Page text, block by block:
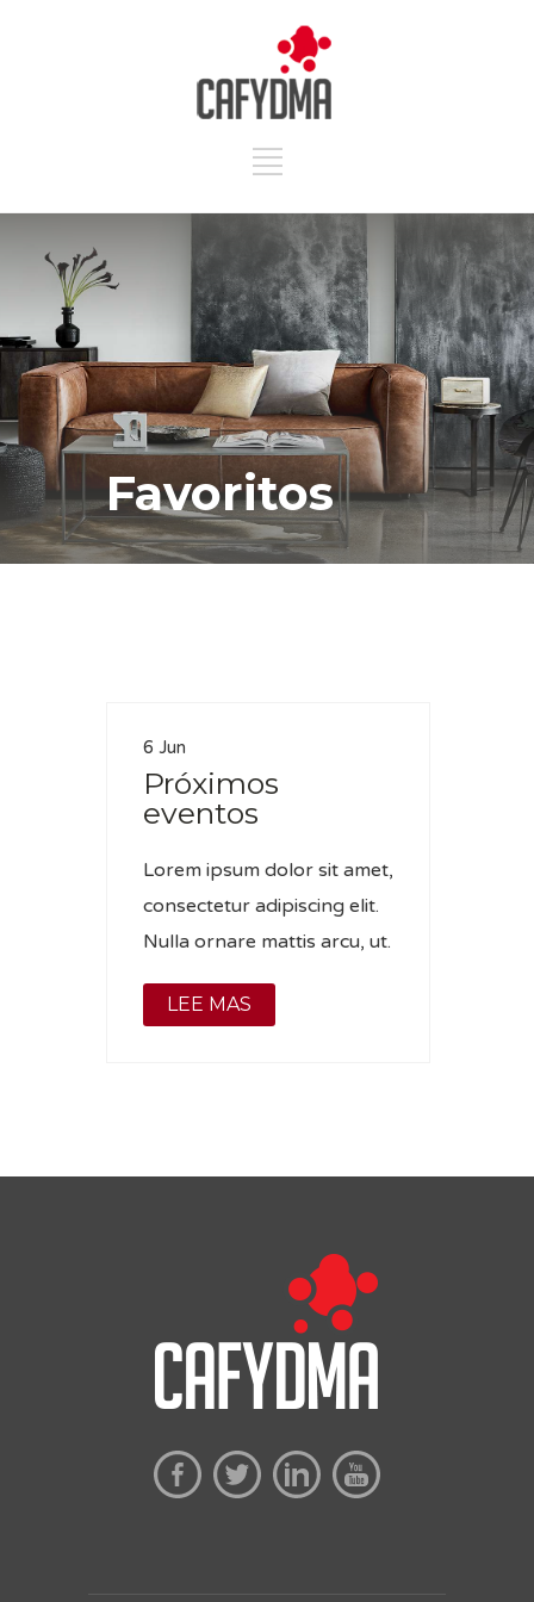
Favoritos
6 Jun
Próximos
eventos
Lorem ipsum dolor sit amet,
consectetur adipiscing elit.
Nulla ornare mattis arcu, ut.
LEE MAS